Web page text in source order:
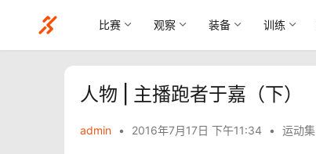
比赛 观察 装备 训练
人物 | 主播跑者于嘉（下）
admin • 2016年7月17日 下午11:34 • 运动集